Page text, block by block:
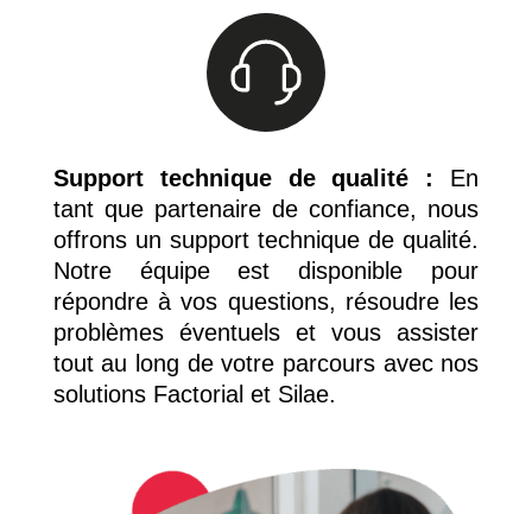
Support technique de qualité : En
tant que partenaire de confiance, nous
offrons un support technique de qualité.
Notre équipe est disponible pour
répondre à vos questions, résoudre les
problèmes éventuels et vous assister
tout au long de votre parcours avec nos
solutions Factorial et Silae.